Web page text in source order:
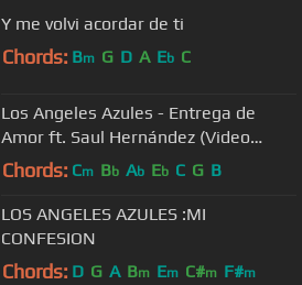
Y me volvi acordar de ti
Chords: Bm G D A Eb C
Los Angeles Azules - Entrega de
Amor ft. Saul Hernández (Video
Oficial)
Chords: Cm Bb Ab Eb C G B
LOS ANGELES AZULES :MI
CONFESION
Chords: D G A Bm Em C#m F#m